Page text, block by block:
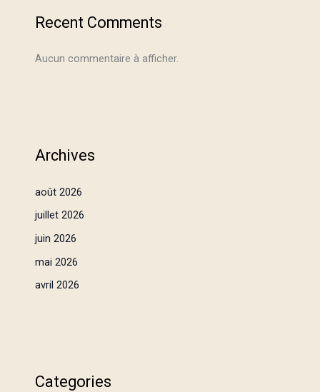
Recent Comments
Aucun commentaire à afficher.
Archives
août 2026
juillet 2026
juin 2026
mai 2026
avril 2026
Categories